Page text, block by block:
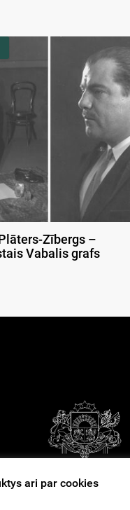
Zībergs –
Vabalis grafs
ari par cookies